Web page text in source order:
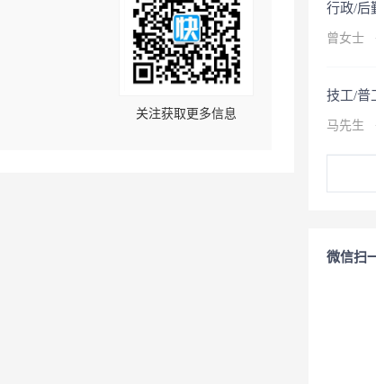
关注获取更多信息
行政/后
曾女士 ·
技工/普
马先生 ·
微信扫